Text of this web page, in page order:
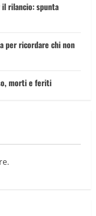
il rilancio: spunta
per ricordare chi non
morti e feriti